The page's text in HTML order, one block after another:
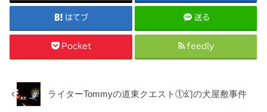
はてブ 送る
Pocket feedly
ライターTommyの道東クエスト①幻の犬屋敷事件